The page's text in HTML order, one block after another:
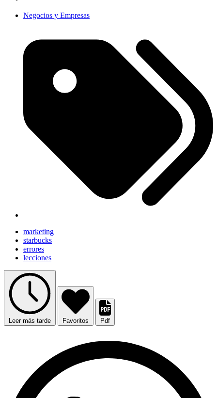
Negocios y Empresas
marketing
starbucks
errores
lecciones
Leer más tarde Favoritos Pdf